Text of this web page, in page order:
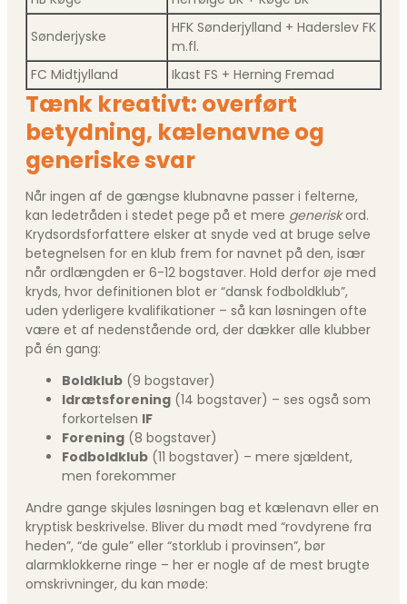
Sønderjyske
HFK Sønderjylland + Haderslev FK
m.fl.
FC Midtjylland
Ikast FS + Herning Fremad
Tænk kreativt: overført
betydning, kælenavne og
generiske svar
Når ingen af de gængse klubnavne passer i felterne,
kan ledetråden i stedet pege på et mere generiskord.
Krydsordsforfattere elsker at snyde ved at bruge selve
betegnelsen for en klub frem for navnet på den, især
når ordlængden er 6-12 bogstaver. Hold derfor øje med
kryds, hvor definitionen blot er “dansk fodboldklub”,
uden yderligere kvalifikationer – så kan løsningen ofte
være et af nedenstående ord, der dækker alle klubber
på én gang:
Boldklub (9 bogstaver)
Idrætsforening (14 bogstaver) – ses også som
forkortelsen IF
Forening (8 bogstaver)
Fodboldklub (11 bogstaver) – mere sjældent,
men forekommer
Andre gange skjules løsningen bag et kælenavn eller en
kryptisk beskrivelse. Bliver du mødt med “rovdyrene fra
heden”, “de gule” eller “storklub i provinsen”, bør
alarmklokkerne ringe – her er nogle af de mest brugte
omskrivninger, du kan møde: